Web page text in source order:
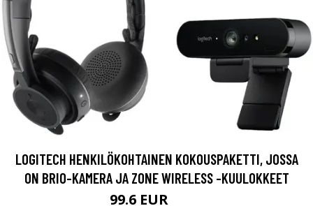
LOGITECH HENKILÖKOHTAINEN KOKOUSPAKETTI, JOSSA
ON BRIO-KAMERA JA ZONE WIRELESS -KUULOKKEET
99.6 EUR